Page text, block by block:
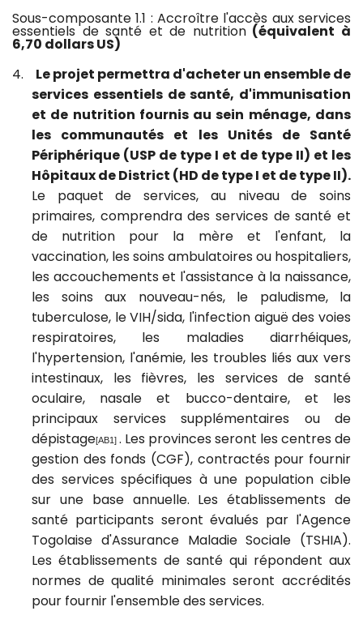
Sous-composante 1.1 : Accroître l'accès aux services
essentiels de santé et de nutrition(équivalent à
6,70 dollars US)
4.
Le projet permettra d'acheter un ensemble de
services essentiels de santé, d'immunisation
et de nutrition fournis au sein ménage, dans
les communautés et les Unités de Santé
Périphérique (USP de type I et de type II) et les
Hôpitaux de District (HD de type I et de type II).
Le paquet de services, au niveau de soins
primaires, comprendra des services de santé et
de nutrition pour la mère et l'enfant, la
vaccination, les soins ambulatoires ou hospitaliers,
les accouchements et l'assistance à la naissance,
les soins aux nouveau-nés, le paludisme, la
tuberculose, le VIH/sida, l'infection aiguë des voies
respiratoires, les maladies diarrhéiques,
l'hypertension, l'anémie, les troubles liés aux vers
intestinaux, les fièvres, les services de santé
oculaire, nasale et bucco-dentaire, et les
principaux services supplémentaires ou de
dépistage[AB1] . Les provinces seront les centres de
gestion des fonds (CGF), contractés pour fournir
des services spécifiques à une population cible
sur une base annuelle. Les établissements de
santé participants seront évalués par l'Agence
Togolaise d'Assurance Maladie Sociale (TSHIA).
Les établissements de santé qui répondent aux
normes de qualité minimales seront accrédités
pour fournir l'ensemble des services.